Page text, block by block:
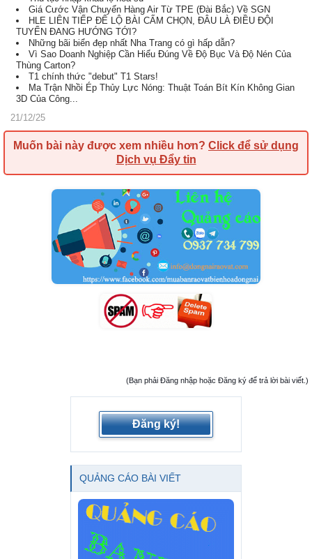
Giá Cước Vận Chuyển Hàng Air Từ TPE (Đài Bắc) Về SGN
HLE LIÊN TIẾP ĐỂ LỘ BÀI CẤM CHỌN, ĐÂU LÀ ĐIỀU ĐỘI
TUYỂN ĐANG HƯỚNG TỚI?
Những bãi biển đẹp nhất Nha Trang có gì hấp dẫn?
Vì Sao Doanh Nghiệp Cần Hiểu Đúng Về Độ Bục Và Độ Nén Của
Thùng Carton?
T1 chính thức "debut" T1 Stars!
Ma Trận Nhồi Ép Thủy Lực Nóng: Thuật Toán Bít Kín Không Gian
3D Của Công...
21/12/25
Muốn bài này được xem nhiều hơn? Click để sử dụng
Dịch vụ Đẩy tin
(Bạn phải Đăng nhập hoặc Đăng ký để trả lời bài viết.)
Đăng ký!
QUẢNG CÁO BÀI VIẾT